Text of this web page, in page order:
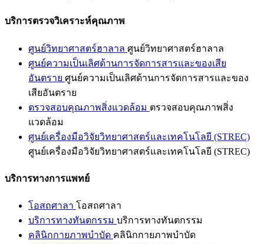
บริการตรวจวิเคราะห์คุณภาพ
ศูนย์วิทยาศาสตร์ฮาลาล ศูนย์วิทยาศาสตร์ฮาลาล
ศูนย์ความเป็นเลิศด้านการจัดการสารและของเสีย
อันตราย ศูนย์ความเป็นเลิศด้านการจัดการสารและของ
เสียอันตราย
ตรวจสอบคุณภาพสิ่งแวดล้อม ตรวจสอบคุณภาพสิ่ง
แวดล้อม
ศูนย์เครื่องมือวิจัยวิทยาศาสตร์และเทคโนโลยี (STREC)
ศูนย์เครื่องมือวิจัยวิทยาศาสตร์และเทคโนโลยี (STREC)
บริการทางการแพทย์
โอสถศาลา โอสถศาลา
บริการทางทันตกรรม บริการทางทันตกรรม
คลินิกกายภาพบำบัด คลินิกกายภาพบำบัด